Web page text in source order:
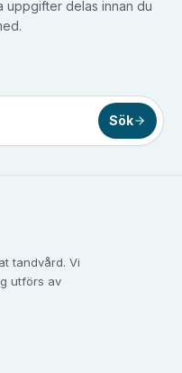
uppgifter delas innan du
Sök
tandvård. Vi
utförs av